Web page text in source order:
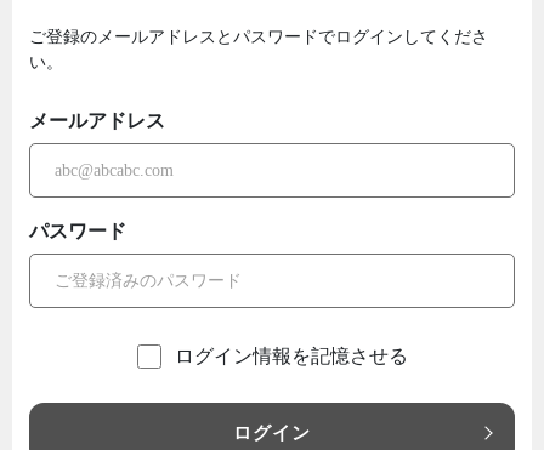
ご登録のメールアドレスとパスワードでログインしてくださ
い。
メールアドレス
パスワード
ログイン情報を記憶させる
ログイン